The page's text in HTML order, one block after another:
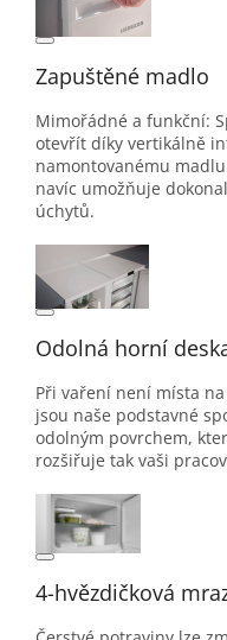
Zapuštěné madlo
Mimořádné a funkční:
otevřít díky vertikálně
namontovanému
navíc umožňuje
úchytů.
Odolná horní
Při vaření není místa
jsou naše podstavné
odolným povrchem,
rozšiřuje tak vaši
4-hvězdičková